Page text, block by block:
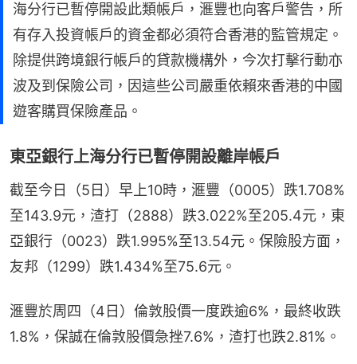
海分行已暫停開設此類帳戶，滙豐也向客戶警告，所
有存入投資帳戶的資金都必須符合香港的監管規定。
除提供跨境銀行帳戶的貸款機構外，今次打擊行動亦
波及到保險公司，因這些公司嚴重依賴來香港的中國
遊客購買保險產品。
東亞銀行上海分行已暫停開設離岸帳戶
截至今日（5日）早上10時，滙豐（0005）跌1.708%
至143.9元，渣打（2888）跌3.022%至205.4元，東
亞銀行（0023）跌1.995%至13.54元。保險股方面，
友邦（1299）跌1.434%至75.6元。
滙豐於周四（4日）倫敦股價一度跌逾6%，最終收跌
1.8%，保誠在倫敦股價急挫7.6%，渣打也跌2.81%。